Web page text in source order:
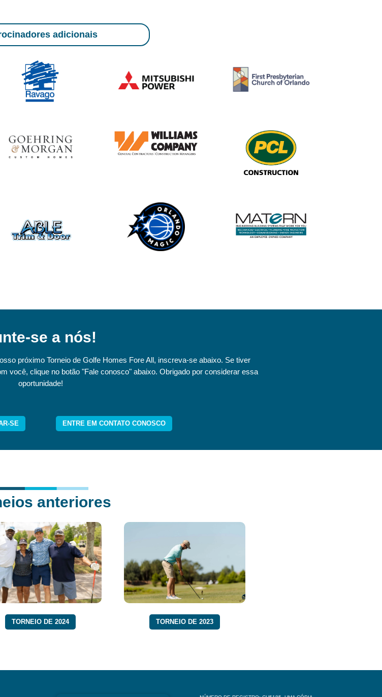
adicionais
se a nós!
próximo Torneio de Golfe Homes Fore All, inscreva-se abaixo. Se tiver
você, clique no botão "Fale conosco" abaixo. Obrigado por considerar essa
oportunidade!
SE ENTRE EM CONTATO CONOSCO
anteriores
TORNEIO DE 2024 TORNEIO DE 2023